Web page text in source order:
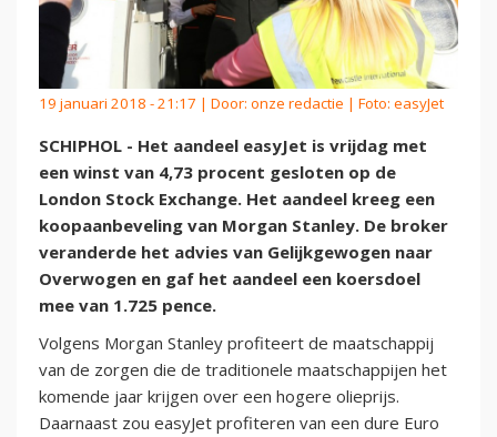
19 januari 2018 - 21:17 | Door: onze redactie | Foto: easyJet
SCHIPHOL - Het aandeel easyJet is vrijdag met
een winst van 4,73 procent gesloten op de
London Stock Exchange. Het aandeel kreeg een
koopaanbeveling van Morgan Stanley. De broker
veranderde het advies van Gelijkgewogen naar
Overwogen en gaf het aandeel een koersdoel
mee van 1.725 pence.
Volgens Morgan Stanley profiteert de maatschappij
van de zorgen die de traditionele maatschappijen het
komende jaar krijgen over een hogere olieprijs.
Daarnaast zou easyJet profiteren van een dure Euro